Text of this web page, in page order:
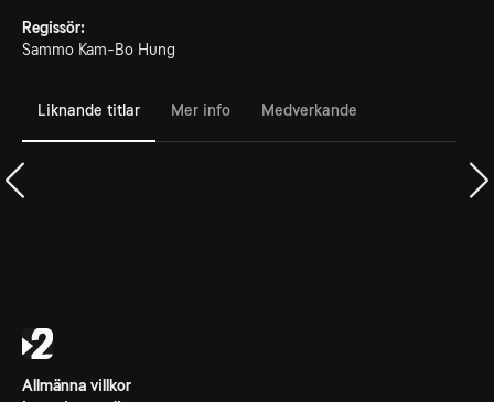
Regissör:
Sammo Kam-Bo Hung
Liknande titlar Mer info Medverkande
Allmänna villkor